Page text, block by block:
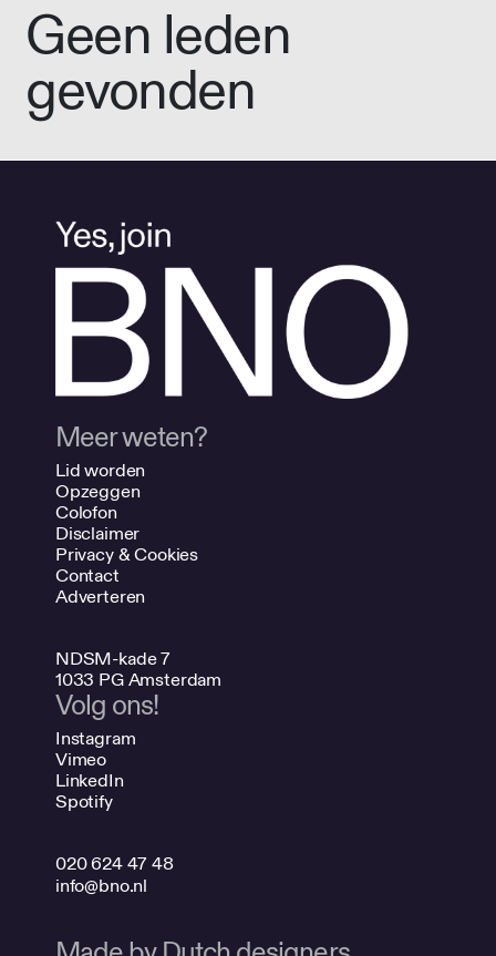
Geen leden
gevonden
Meer weten?
Lid worden
Opzeggen
Colofon
Disclaimer
Privacy & Cookies
Contact
Adverteren
NDSM-kade 7
1033 PG Amsterdam
Volg ons!
Instagram
Vimeo
LinkedIn
Spotify
020 624 47 48
info@bno.nl